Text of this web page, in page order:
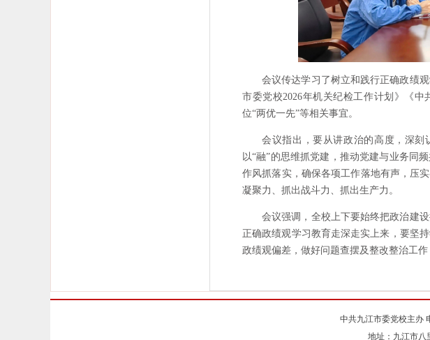
会议传达学习了树立和践行正确政绩
市委党校2026年机关纪检工作计划》《
位“两优一先”等相关事宜。
会议指出，要从讲政治的高度，深刻
以“融”的思维抓党建，推动党建与业务同
作风抓落实，确保各项工作落地有声，压
凝聚力、抓出战斗力、抓出生产力。
会议强调，全校上下要始终把政治建
正确政绩观学习教育走深走实上来，要坚
政绩观偏差，做好问题查摆及整改整治工
中共九江市委党校主办
地址：九江市八